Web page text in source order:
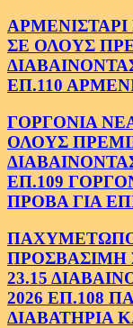
ΣΕ ΟΛΟΥΣ
ΕΠ.110
ΓΟΡΓΟΝΙΑ
ΟΛΟΥΣ
ΕΠ.109
ΠΡΟΒΑ ΓΙΑ
ΠΡΟΣΒΑΣΙΜΗ
23.15
2026 ΕΠ.108
ΔΙΑΒΑΤΗΡΙΑ